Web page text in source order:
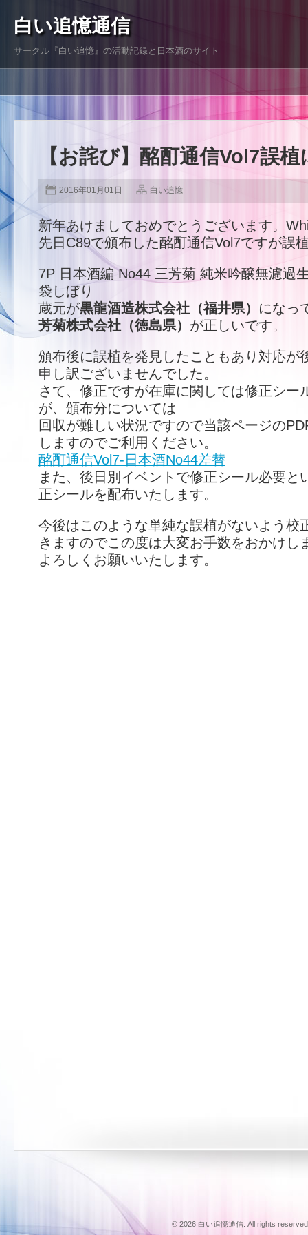
白い追憶通信
サークル『白い追憶』の活動記録と日本酒のサイト
【お詫び】酩酊通信Vol7誤
2016年01月01日 白い追憶
新年あけましておめでとうございます。
先日C89で頒布した酩酊通信Vol7ですが誤
7P 日本酒編 No44 三芳菊 純米吟醸無濾過
袋しぼり
蔵元が黒龍酒造株式会社（福井県） になっ
芳菊株式会社（徳島県） が正しいです。
頒布後に誤植を発見したこともあり対応が
申し訳ございませんでした。
さて、修正ですが在庫に関しては修正シー
が、頒布分については
回収が難しい状況ですので当該ページの
しますのでご利用ください。
酩酊通信Vol7-日本酒No44差替
また、後日別イベントで修正シール必要と
正シールを配布いたします。
今後はこのような単純な誤植がないよう校
きますのでこの度は大変お手数をおかけし
よろしくお願いいたします。
© 2026 白い追憶通信. All rights